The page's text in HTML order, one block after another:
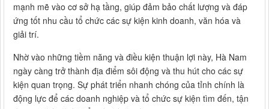
mạnh mẽ vào cơ sở hạ tầng, giúp đảm bảo chất lượng và đáp
ứng tốt nhu cầu tổ chức các sự kiện kinh doanh, văn hóa và
giải trí.
Nhờ vào những tiềm năng và điều kiện thuận lợi này, Hà Nam
ngày càng trở thành địa điểm sôi động và thu hút cho các sự
kiện quan trọng. Sự phát triển nhanh chóng của tỉnh chính là
động lực để các doanh nghiệp và tổ chức sự kiện tìm đến, tận